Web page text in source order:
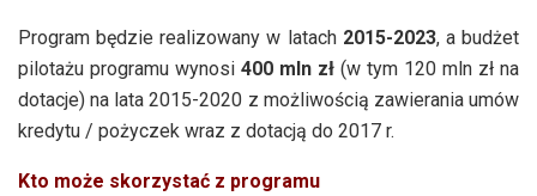
Program będzie realizowany w latach 2015-2023, a budżet
pilotażu programu wynosi 400 mln zł (w tym 120 mln zł na
dotacje) na lata 2015-2020 z możliwością zawierania umów
kredytu / pożyczek wraz z dotacją do 2017 r.
Kto może skorzystać z programu